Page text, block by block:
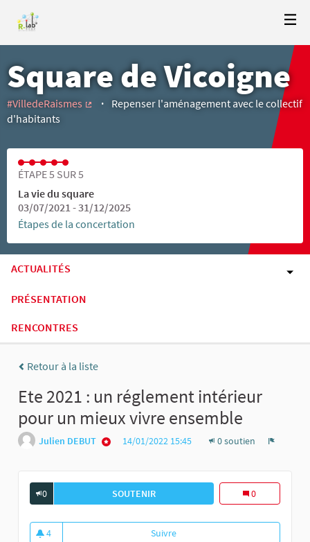
Square de Vicoigne
#VilledeRaismes
Repenser l'aménagement avec le collectif
d'habitants
ÉTAPE 5 SUR 5
La vie du square
03/07/2021 - 31/12/2025
Étapes de la concertation
ACTUALITÉS
PRÉSENTATION
RENCONTRES
Retour à la liste
Ete 2021 : un réglement intérieur
pour un mieux vivre ensemble
Julien DEBUT 14/01/2022 15:45 0 soutien
0 SOUTENIRETE 2021 : UN RÉGLEMENT
0
4 SuivreEte 2021 : un réglement